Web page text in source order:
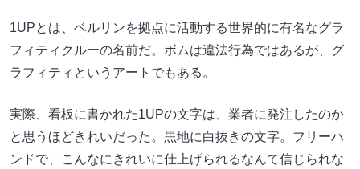
1UPとは、ベルリンを拠点に活動する世界的に有名なグラ
フィティクルーの名前だ。ボムは違法行為ではあるが、グ
ラフィティというアートでもある。
実際、看板に書かれた1UPの文字は、業者に発注したのか
と思うほどきれいだった。黒地に白抜きの文字。フリーハ
ンドで、こんなにきれいに仕上げられるなんて信じられな